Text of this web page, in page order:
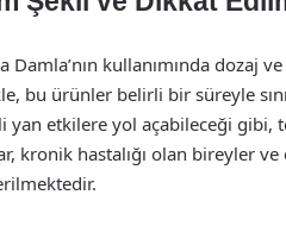
Damla’nın kullanımında dozaj
bu ürünler belirli bir süreyle
yan etkilere yol açabileceği
kronik hastalığı olan bireyler